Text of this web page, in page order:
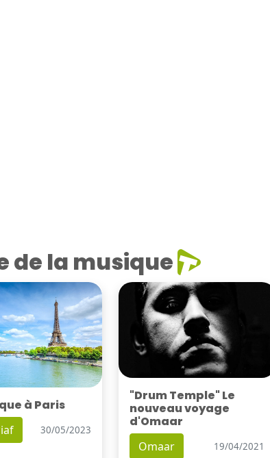
de la musique
à Paris
30/05/2023
"Drum Temple" Le
nouveau voyage
d'Omaar
Omaar 19/04/2021